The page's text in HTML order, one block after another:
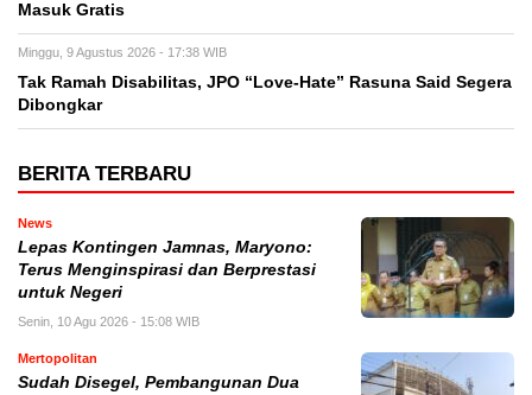
Masuk Gratis
Minggu, 9 Agustus 2026 - 17:38 WIB
Tak Ramah Disabilitas, JPO “Love-Hate” Rasuna Said Segera
Dibongkar
BERITA TERBARU
News
Lepas Kontingen Jamnas, Maryono:
Terus Menginspirasi dan Berprestasi
untuk Negeri
Senin, 10 Agu 2026 - 15:08 WIB
Mertopolitan
Sudah Disegel, Pembangunan Dua